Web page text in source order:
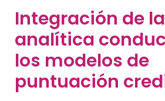
Integración de la
analítica
los modelos de
puntuación